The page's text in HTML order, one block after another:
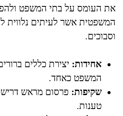
את העומס על בתי המשפט
המשפטית אשר לעיתים נלווית
וסבוכים.
אחידות: יצירת כללים
המשפט כאחד.
שקיפות: פרסום מראש
טענות.